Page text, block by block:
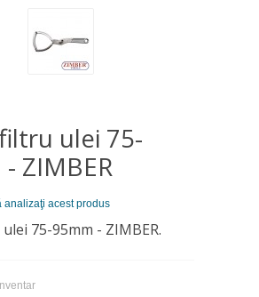
ulei 75-
ZIMBER
analizaţi acest produs
75-95mm - ZIMBER.